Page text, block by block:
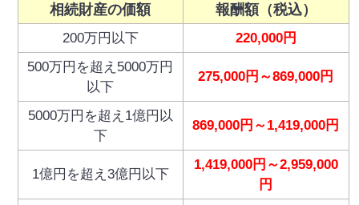
相続財産の価額 報酬額（税込）
200万円以下
220,000円
500万円を超え5000万円
以下
275,000円～869,000円
5000万円を超え1億円以
下
869,000円～1,419,000円
1億円を超え3億円以下
1,419,000円～2,959,000
円